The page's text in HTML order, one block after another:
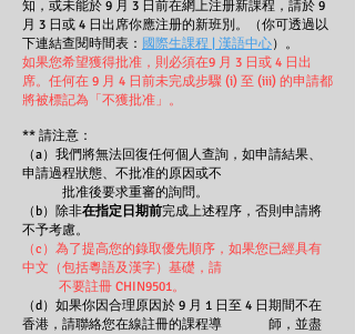
知，或未能於 9 月 3 日前在網上注册新課程，請於 9
月 3 日或 4 日出席你應注册的新班別。（你可透過以
下連結查閱時間表： 國際生課程 | 漢語中心）。
如果您希望獲得批准，則必須在9 月 3 日或 4 日出
席。任何在 9 月 4 日前未完成步驟 (i) 至 (iii) 的申請都
將被標記為「不獲批准」。
** 請注意：
（a）我們將無法回復任何個人查詢，如申請結果、
申請過程狀態、不批准的原因或不
批准後要求重審的詢問。
（b）除非在指定日期前完成上述程序，否則申請將
不予考慮。
（c）為了提高您的錄取優先順序，如果您已經具有
中文（包括粵語及漢字）基礎，請
不要註冊 CHIN9501。
（d）如果你因合理原因於 9 月 1 日至 4 日期間不在
香港，請聯絡您在線註冊的課程導 師，並盡